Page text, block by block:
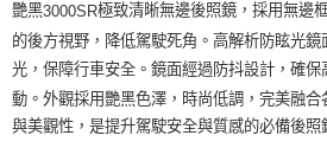
【注意事項】
１．透過由恩沛科技股份有限公司提供之「
易，需依本服務之必要範圍內提供個人資料，
權轉讓予恩沛科技股份有限公司。
２．關於個人資料處理事宜，請瀏覽以下網址：
7-11取貨付款 (運費70$)
每筆NT$70，滿NT$490(含以上)免運費
付款後7-11取貨 (運費70$)
每筆NT$70，滿NT$490(含以上)免運費
艷黑3000SR極致清晰無邊後照鏡，採用無邊
的後方視野，降低駕駛死角。高解析防眩光
光，保障行車安全。鏡面經過防抖設計，確
動。外觀採用艷黑色澤，時尚低調，完美融
與美觀性，是提升駕駛安全與質感的必備後照